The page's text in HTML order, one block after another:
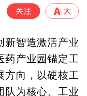
新智造激活产业
药产业园锚定工
方向，以硬核工
队为核心、工业